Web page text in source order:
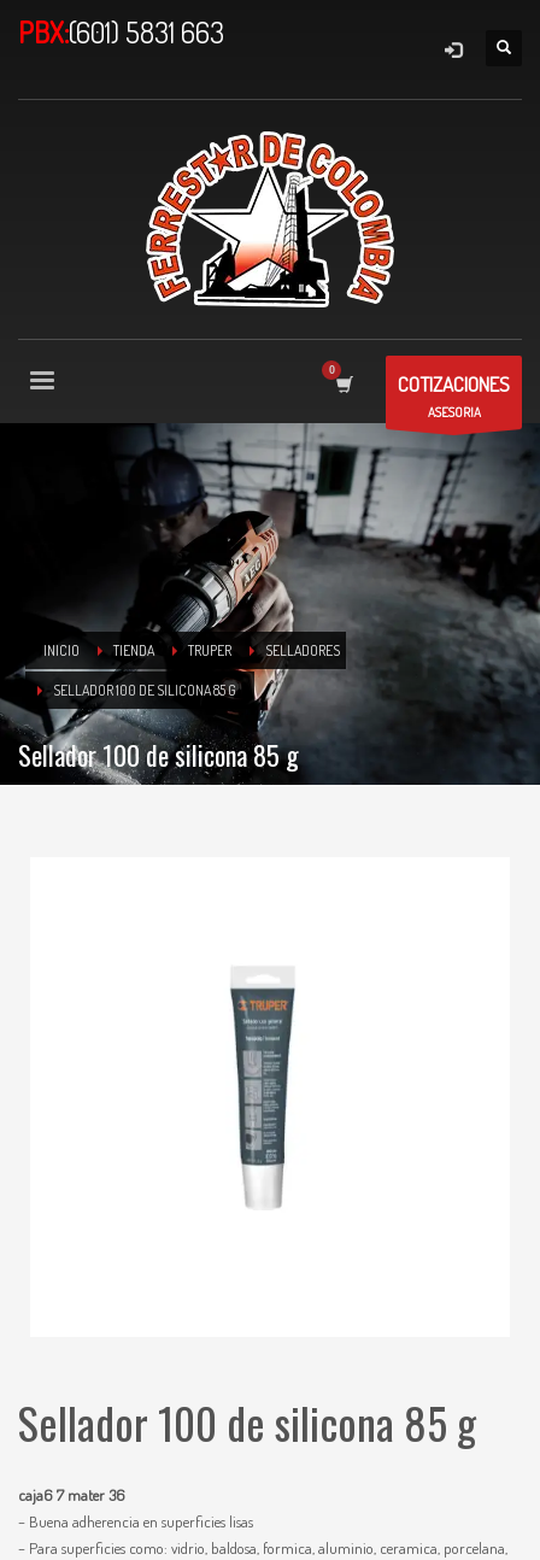
PBX:(601) 5831 663
COTIZACIONES
ASESORIA
INICIO TIENDA TRUPER SELLADORES
SELLADOR 100 DE SILICONA 85 G
Sellador 100 de silicona 85 g
Sellador 100 de silicona 85 g
caja6 7 mater 36
– Buena adherencia en superficies lisas
– Para superficies como: vidrio, baldosa, formica, aluminio, ceramica, porcelana,